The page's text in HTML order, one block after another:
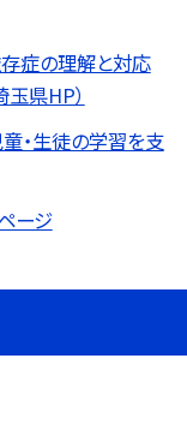
症の理解と対応
県HP）
・生徒の学習を支
ージ